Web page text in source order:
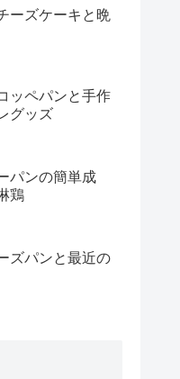
ーズケーキと晩
ッペパンと手作
グッズ
パンの簡単成
鶏
ズパンと最近の